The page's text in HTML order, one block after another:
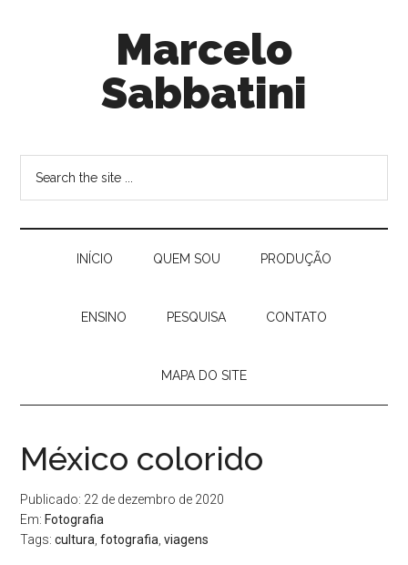
Marcelo
Sabbatini
INÍ­CIO QUEM SOU PRODUÇÃO
ENSINO PESQUISA CONTATO
MAPA DO SITE
México colorido
Publicado: 22 de dezembro de 2020
Em: Fotografia
Tags:cultura ,fotografia ,viagens